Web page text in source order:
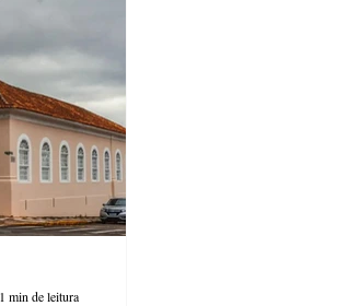
1 min de leitura